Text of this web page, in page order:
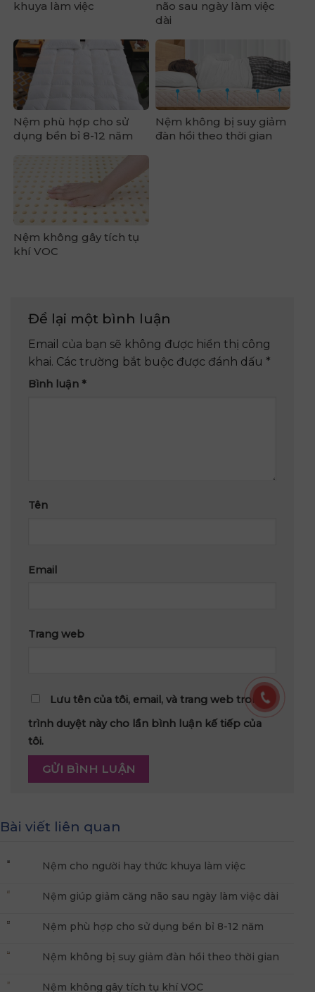
khuya làm việc
não sau ngày làm việc
dài
Nệm phù hợp cho sử
dụng bền bỉ 8-12 năm
Nệm không bị suy giảm
đàn hồi theo thời gian
Nệm không gây tích tụ
khí VOC
Để lại một bình luận
Email của bạn sẽ không được hiển thị công
khai. Các trường bắt buộc được đánh dấu *
Bình luận *
Tên
Email
Trang web
Lưu tên của tôi, email, và trang web trong
trình duyệt này cho lần bình luận kế tiếp của
tôi.
Bài viết liên quan
Nệm cho người hay thức khuya làm việc
Nệm giúp giảm căng não sau ngày làm việc dài
Nệm phù hợp cho sử dụng bền bỉ 8-12 năm
Nệm không bị suy giảm đàn hồi theo thời gian
Nệm không gây tích tụ khí VOC